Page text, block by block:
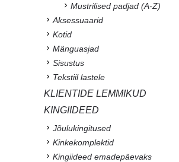
Mustrilised padjad (A-Z)
Aksessuaarid
Kotid
Mänguasjad
Sisustus
Tekstiil lastele
KLIENTIDE LEMMIKUD
KINGIIDEED
Jõulukingitused
Kinkekomplektid
Kingiideed emadepäevaks